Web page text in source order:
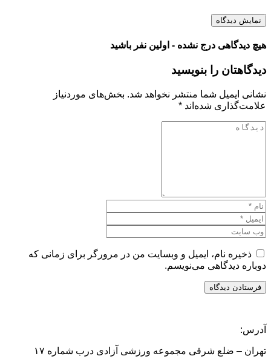
نمایش دیدگاه
هیچ دیدگاهی درج نشده - اولین نفر باشید
دیدگاهتان را بنویسید
نشانی ایمیل شما منتشر نخواهد شد. بخش‌های موردنیاز
علامت‌گذاری شده‌اند *
ذخیره نام، ایمیل و وبسایت من در مرورگر برای زمانی که
دوباره دیدگاهی می‌نویسم.
آدرس:
تهران – ضلع شرقی مجموعه ورزشی آزادی درب شماره ۱۷